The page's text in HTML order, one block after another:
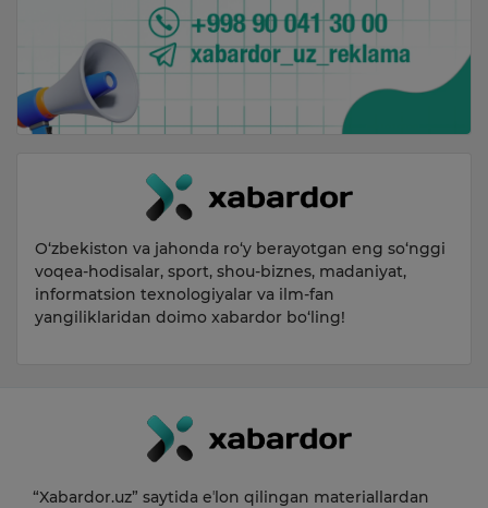
O‘zbekiston va jahonda ro‘y berayotgan eng so‘nggi
voqea-hodisalar, sport, shou-biznes, madaniyat,
informatsion texnologiyalar va ilm-fan
yangiliklaridan doimo xabardor bo‘ling!
“Xabardor.uz” saytida eʼlon qilingan materiallardan